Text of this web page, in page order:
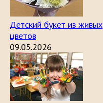
Детский букет из живых
цветов
09.05.2026